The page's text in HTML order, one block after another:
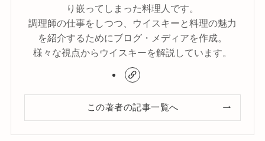
り嵌ってしまった料理人です。
調理師の仕事をしつつ、ウイスキーと料理の魅力
を紹介するためにブログ・メディアを作成。
様々な視点からウイスキーを解説しています。
この著者の記事一覧へ